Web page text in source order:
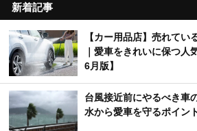
新着記事
【カー用品店】売れて
｜愛車をきれいに保つ
6月版】
台風接近前にやるべき車
水から愛車を守るポイン